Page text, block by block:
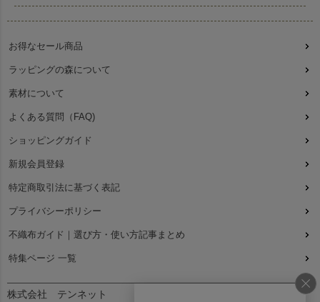
お得なセール商品
ラッピングの森について
素材について
よくある質問（FAQ)
ショッピングガイド
新規会員登録
特定商取引法に基づく表記
プライバシーポリシー
不織布ガイド｜選び方・使い方記事まとめ
特集ページ 一覧
株式会社 テンネット